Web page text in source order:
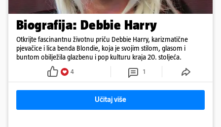
Biografija: Debbie Harry
Otkrijte fascinantnu životnu priču Debbie Harry, karizmatične
pjevačice i lica benda Blondie, koja je svojim stilom, glasom i
buntom obilježila glazbenu i pop kulturu kraja 20. stoljeća.
4 1
Učitaj više